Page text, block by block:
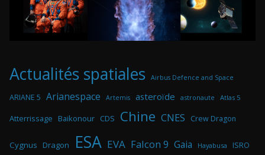
Actualités spatiales Airbus Defence and Space
ARIANE 5 Arianespace Artemis asteroïde astronaute Atlas 5
Atterrissage Baikonour CDS Chine CNES Crew Dragon
Cygnus Dragon ESA EVA Falcon 9 Gaia Hayabusa ISRO